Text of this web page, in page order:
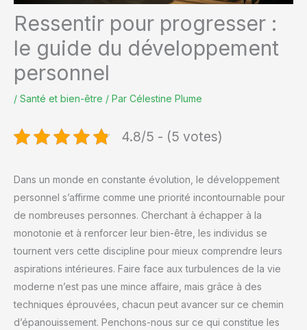
Ressentir pour progresser :
le guide du développement
personnel
/ Santé et bien-être / Par Célestine Plume
4.8/5 - (5 votes)
Dans un monde en constante évolution, le développement
personnel s’affirme comme une priorité incontournable pour
de nombreuses personnes. Cherchant à échapper à la
monotonie et à renforcer leur bien-être, les individus se
tournent vers cette discipline pour mieux comprendre leurs
aspirations intérieures. Faire face aux turbulences de la vie
moderne n’est pas une mince affaire, mais grâce à des
techniques éprouvées, chacun peut avancer sur ce chemin
d’épanouissement. Penchons-nous sur ce qui constitue les